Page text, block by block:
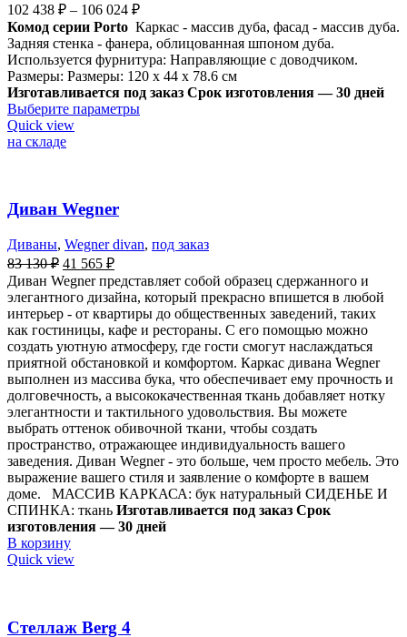
102 438 ₽ – 106 024 ₽
Комод серии Porto Каркас - массив дуба, фасад - массив дуба.
Задняя стенка - фанера, облицованная шпоном дуба.
Используется фурнитура: Направляющие с доводчиком.
Размеры: Размеры: 120 x 44 x 78.6 см
Изготавливается под заказ Срок изготовления — 30 дней
Выберите параметры
Quick view
на складе
Диван Wegner
Диваны, Wegner divan, под заказ
83 130₽ 41 565 ₽
Диван Wegner представляет собой образец сдержанного и
элегантного дизайна, который прекрасно впишется в любой
интерьер - от квартиры до общественных заведений, таких
как гостиницы, кафе и рестораны. С его помощью можно
создать уютную атмосферу, где гости смогут наслаждаться
приятной обстановкой и комфортом. Каркас дивана Wegner
выполнен из массива бука, что обеспечивает ему прочность и
долговечность, а высококачественная ткань добавляет нотку
элегантности и тактильного удовольствия. Вы можете
выбрать оттенок обивочной ткани, чтобы создать
пространство, отражающее индивидуальность вашего
заведения. Диван Wegner - это больше, чем просто мебель. Это
выражение вашего стиля и заявление о комфорте в вашем
доме. МАССИВ КАРКАСА: бук натуральный СИДЕНЬЕ И
СПИНКА: ткань Изготавливается под заказ Срок
изготовления — 30 дней
В корзину
Quick view
Стеллаж Berg 4